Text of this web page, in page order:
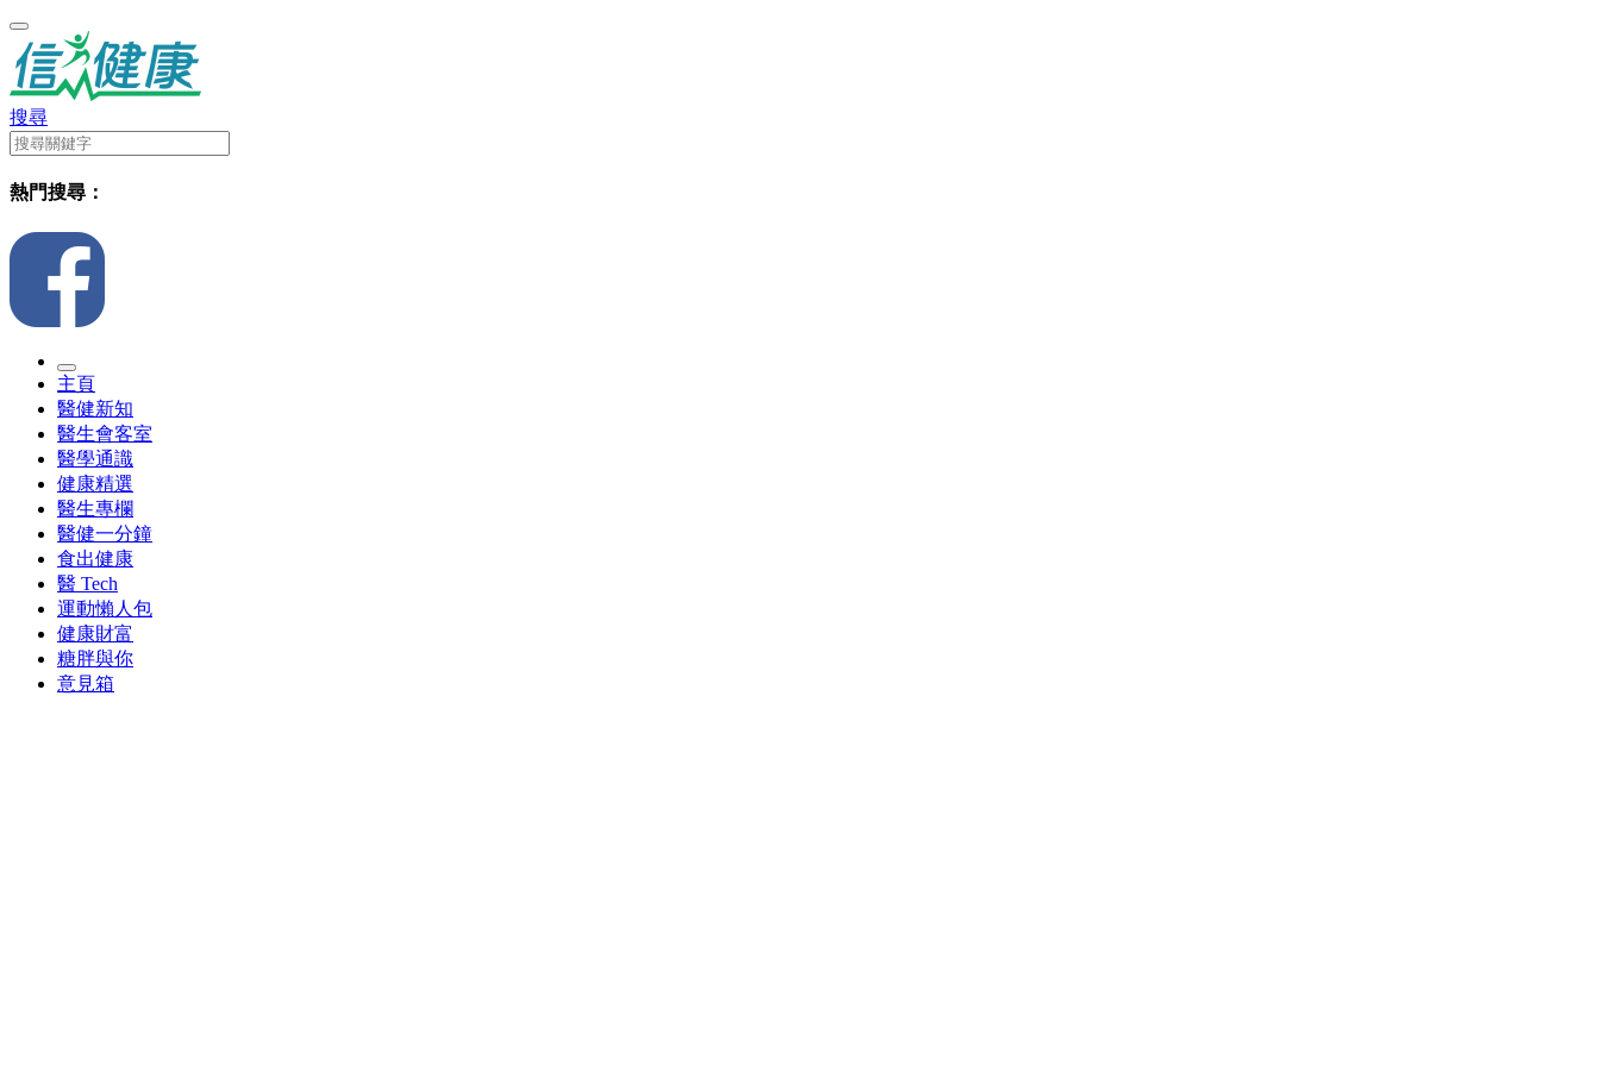
搜尋
熱門搜尋：
主頁
醫健新知
醫生會客室
醫學通識
健康精選
醫生專欄
醫健一分鐘
食出健康
醫 Tech
運動懶人包
健康財富
糖胖與你
意見箱